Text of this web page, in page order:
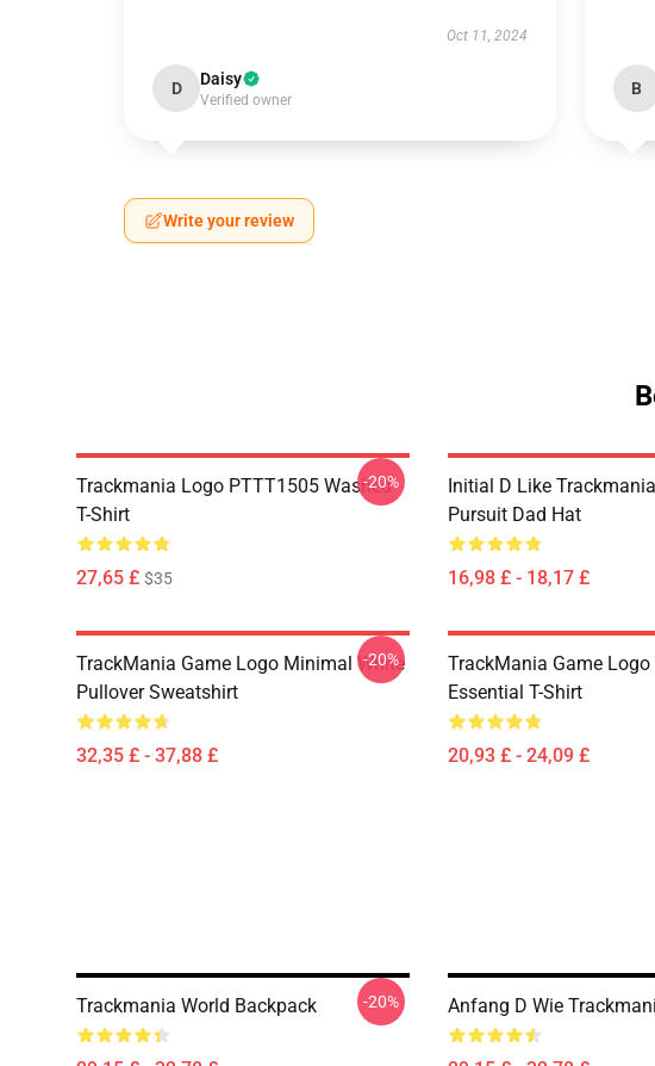
Oct 11, 2024
D Daisy
Verified owner
B
Write your review
Trackmania Logo PTTT1505 Washed
T-Shirt
27,65 £ $35
-20%
Initial D Like
Pursuit Dad Hat
16,98 £ - 18,17 £
TrackMania Game Logo Minimal White
Pullover Sweatshirt
32,35 £ - 37,88 £
-20%
TrackMania Game
Essential T-Shirt
20,93 £ - 24,09 £
Trackmania World Backpack -20% Anfang D Wie